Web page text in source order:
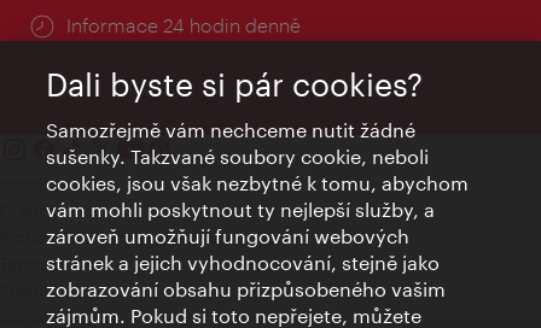
Informace 24 hodin denně
Kontakty
Credits
Prohlášení o ochraně osobních údajů
Terms of Use
Přístupnost
Kontakt pro tisk
Dali byste si pár cookies?
Samozřejmě vám nechceme nutit žádné
sušenky. Takzvané soubory cookie, neboli
cookies, jsou však nezbytné k tomu, abychom
vám mohli poskytnout ty nejlepší služby, a
zároveň umožňují fungování webových
stránek a jejich vyhodnocování, stejně jako
zobrazování obsahu přizpůsobeného vašim
zájmům. Pokud si toto nepřejete, můžete